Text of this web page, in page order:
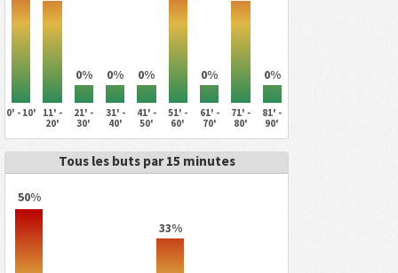
0% 0% 0% 0% 0%
0' - 10'
11' -
20'
21' -
30'
31' -
40'
41' -
50'
51' -
60'
61' -
70'
71' -
80'
81' -
90'
Tous les buts par 15 minutes
50%
33%